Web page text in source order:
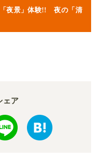
「夜景」体験!! 夜の「清
ェア